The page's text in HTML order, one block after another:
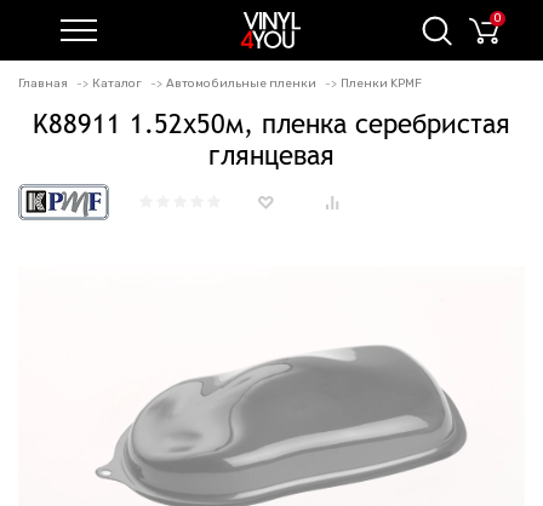
0
Главная Каталог Автомобильные пленки Пленки KPMF
K88911 1.52х50м, пленка серебристая
глянцевая